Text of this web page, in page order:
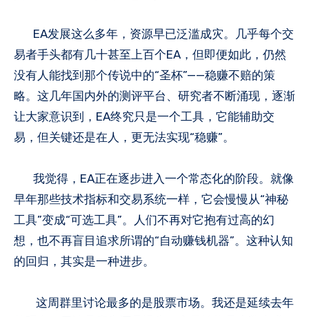
EA发展这么多年，资源早已泛滥成灾。几乎每个交
易者手头都有几十甚至上百个EA，但即便如此，仍然
没有人能找到那个传说中的“圣杯”——稳赚不赔的策
略。这几年国内外的测评平台、研究者不断涌现，逐渐
让大家意识到，EA终究只是一个工具，它能辅助交
易，但关键还是在人，更无法实现“稳赚”。
我觉得，EA正在逐步进入一个常态化的阶段。就像
早年那些技术指标和交易系统一样，它会慢慢从“神秘
工具”变成“可选工具”。人们不再对它抱有过高的幻
想，也不再盲目追求所谓的“自动赚钱机器”。这种认知
的回归，其实是一种进步。
这周群里讨论最多的是股票市场。我还是延续去年